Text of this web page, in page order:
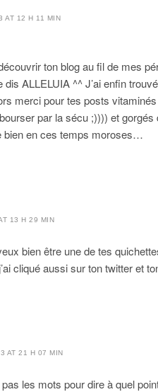
AT 12 H 11 MIN
ton blog au fil de mes
dis ALLELUIA ^^ J’ai enfin
merci pour tes posts
par la sécu ;)))) et gorgés
bien en ces temps moroses…
13 H 29 MIN
bien être une de tes
cliqué aussi sur ton twitter et
AT 21 H 07 MIN
les mots pour dire à quel